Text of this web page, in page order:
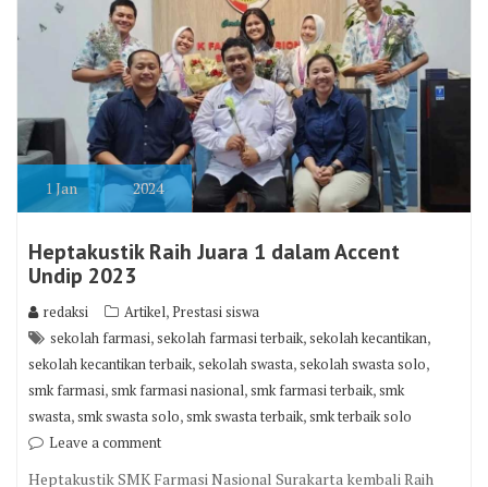
1Jan 2024
Heptakustik Raih Juara 1 dalam Accent
Undip 2023
redaksi Artikel,Prestasi siswa
sekolah farmasi,sekolah farmasi terbaik,sekolah kecantikan,
sekolah kecantikan terbaik,sekolah swasta,sekolah swasta solo,
smk farmasi,smk farmasi nasional,smk farmasi terbaik,smk
swasta,smk swasta solo,smk swasta terbaik,smk terbaik solo
Leave a comment
Heptakustik SMK Farmasi Nasional Surakarta kembali Raih